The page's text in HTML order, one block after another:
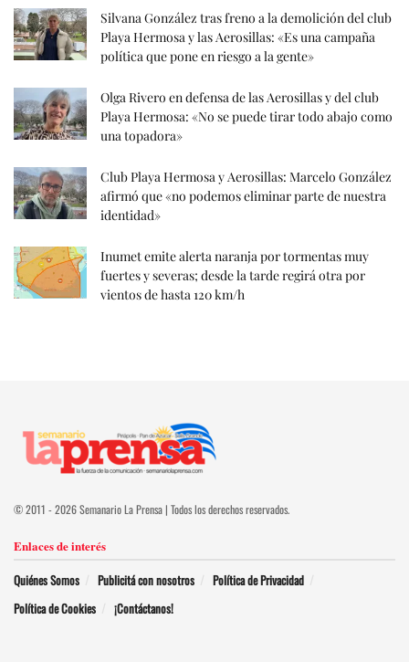
Silvana González tras freno a la demolición del club
Playa Hermosa y las Aerosillas: «Es una campaña
política que pone en riesgo a la gente»
Olga Rivero en defensa de las Aerosillas y del club
Playa Hermosa: «No se puede tirar todo abajo como
una topadora»
Club Playa Hermosa y Aerosillas: Marcelo González
afirmó que «no podemos eliminar parte de nuestra
identidad»
Inumet emite alerta naranja por tormentas muy
fuertes y severas; desde la tarde regirá otra por
vientos de hasta 120 km/h
© 2011 - 2026 Semanario La Prensa | Todos los derechos reservados.
Enlaces de interés
Quiénes Somos Publicitá con nosotros
Política de Privacidad
Política de Cookies
¡Contáctanos!